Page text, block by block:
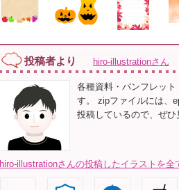
投稿者より hiro-illustrationさん
各種資料・パンフレッ
す。 zipファイルには、
投稿しているので、ぜひ
hiro-illustrationさんの投稿したイラストを全